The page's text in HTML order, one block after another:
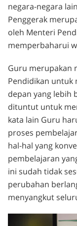
negara-negara
Penggerak
oleh Menteri
memperbaharui
Guru merupakan
Pendidikan untuk
depan yang lebih
dituntut untuk
kata lain Guru
proses
hal-hal yang
pembelajaran
ini sudah tidak
perubahan
menyangkut